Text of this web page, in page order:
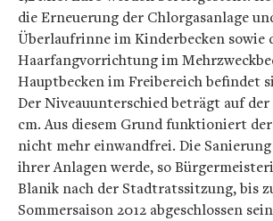
die Erneuerung der Chlorgasanlage
Überlaufrinne im Kinderbecken sowie
Haarfangvorrichtung im
Hauptbecken im Freibereich befindet
Der Niveauunterschied beträgt auf der
cm. Aus diesem Grund funktioniert
nicht mehr einwandfrei. Die
ihrer Anlagen werde, so
Blanik nach der Stadtratssitzung, bis
Sommersaison 2012 abgeschlossen